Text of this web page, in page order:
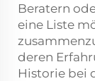
Beratern
eine Liste
deren
Historie bei